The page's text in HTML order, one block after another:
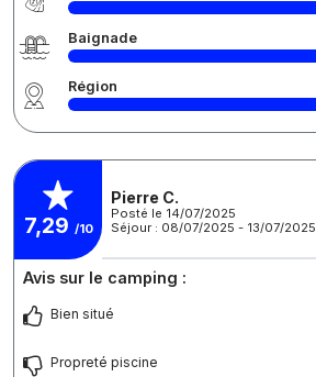
Baignade
Région
7,29 /10
Pierre C.
Posté le 14/07/2025
Séjour : 08/07/2025 - 13/07/2025
Avis sur le camping :
Bien situé
Propreté piscine